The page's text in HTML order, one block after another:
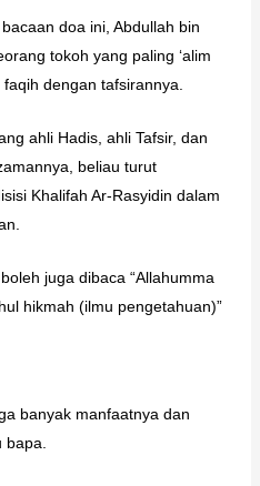
doa ini, Abdullah bin
tokoh yang paling ‘alim
dengan tafsirannya.
ahli Hadis, ahli Tafsir, dan
beliau turut
Khalifah Ar-Rasyidin dalam
juga dibaca “Allahumma
hikmah (ilmu pengetahuan)”
banyak manfaatnya dan